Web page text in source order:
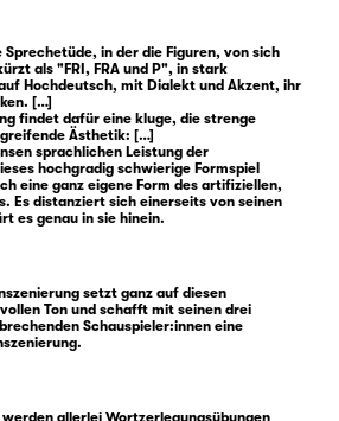
entwickelt ihre
Themen in „Fischer
und auf theatral offene
und „P“ nennt sie das
— im Kern an je eine
angedockt, spielen diese
Figuren. Dabei ist
nur ein Sprechtheater,
Stück, das schnell
und Situationen, den
switcht — und die
auch. Figuren, die auch
anderen mitunter hören
kennen), die sich ins Wort
in der die Figuren, von sich
als "FRI, FRA und P", in stark
Hochdeutsch, mit Dialekt und Akzent, ihr
[…]
findet dafür eine kluge, die strenge
Ästhetik: […]
sprachlichen Leistung der
hochgradig schwierige Formspiel
eine ganz eigene Form des artifiziellen,
Es distanziert sich einerseits von seinen
es genau in sie hinein.
setzt ganz auf diesen
Ton und schafft mit seinen drei
Schauspieler:innen eine
allerlei Wortzerlegungsübungen